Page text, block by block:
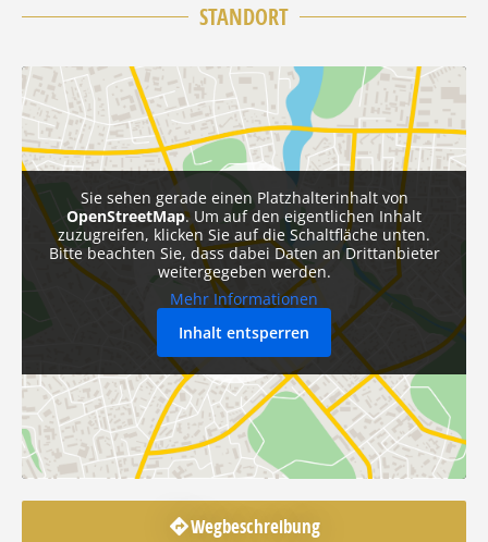
STANDORT
Sie sehen gerade einen Platzhalterinhalt von
OpenStreetMap. Um auf den eigentlichen Inhalt
zuzugreifen, klicken Sie auf die Schaltfläche unten.
Bitte beachten Sie, dass dabei Daten an Drittanbieter
weitergegeben werden.
Mehr Informationen
Inhalt entsperren
Wegbeschreibung